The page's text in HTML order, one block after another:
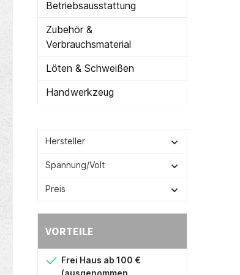
Betriebsausstattung
Zubehör &
Verbrauchsmaterial
Löten & Schweißen
Handwerkzeug
Hersteller
Spannung/Volt
Preis
VORTEILE
Frei Haus ab 100 €
(ausgenommen